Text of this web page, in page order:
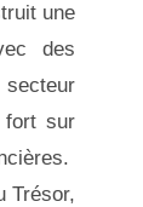
une
des
fort sur
Trésor,